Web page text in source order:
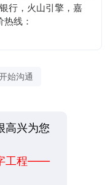
行，火山引擎，嘉
热线：
始沟通
高兴为您
工程——